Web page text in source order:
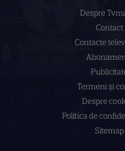
Despre
Contact
Contacte
Termeni și
Despre
Politica de
Sitemap